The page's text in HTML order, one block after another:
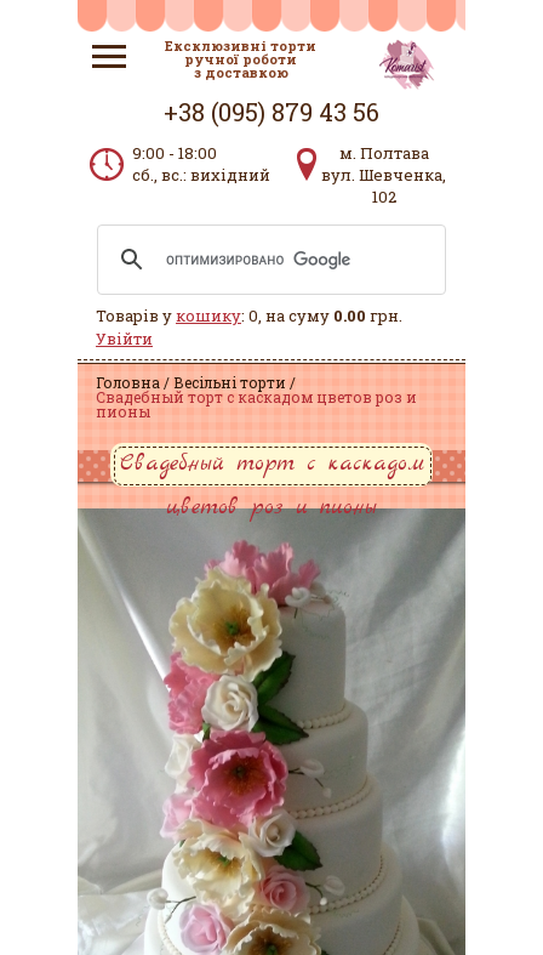
Ексклюзивні торти
ручної роботи
з доставкою
+38 (095) 879 43 56
9:00 - 18:00
сб., вс.: вихідний
м. Полтава
вул. Шевченка,
102
Товарів укошику: 0, на суму 0.00 грн.
Увійти
Головна Весільні торти
Свадебный торт с каскадом цветов роз и
пионы
Свадебный торт с каскадом
цветов роз и пионы